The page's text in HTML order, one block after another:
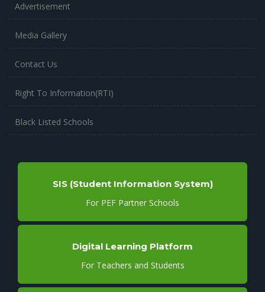
Advertisement
Media Gallery
Contact Us
Right To Information(RTI)
Black Listed Schools
SIS (Student Information System)
For PEF Partner Schools
Digital Learning Platform
For Teachers and Students